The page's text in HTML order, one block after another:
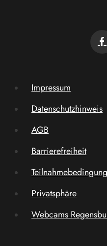
Impressum
Datenschutzhinweis
AGB
Barrierefreiheit
Privatsphäre
Webcams